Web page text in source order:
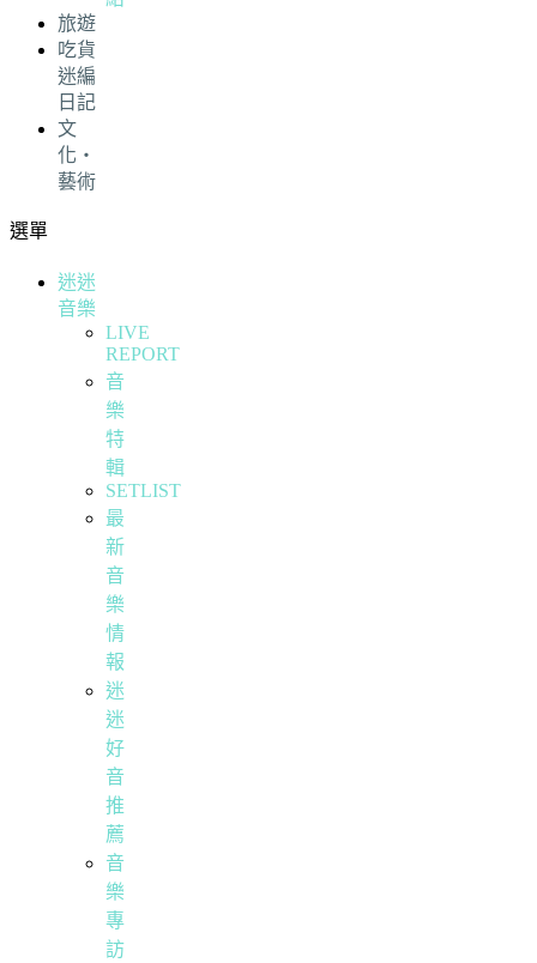
旅遊
吃貨
迷編
日記
文
化・
藝術
選單
迷迷
音樂
LIVE
REPORT
音
樂
特
輯
SETLIST
最
新
音
樂
情
報
迷
迷
好
音
推
薦
音
樂
專
訪